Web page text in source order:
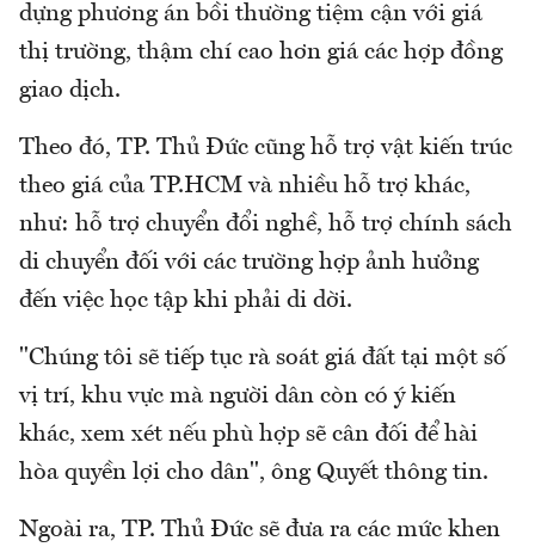
dựng phương án bồi thường tiệm cận với giá
thị trường, thậm chí cao hơn giá các hợp đồng
giao dịch.
Theo đó, TP. Thủ Đức cũng hỗ trợ vật kiến trúc
theo giá của TP.HCM và nhiều hỗ trợ khác,
như: hỗ trợ chuyển đổi nghề, hỗ trợ chính sách
di chuyển đối với các trường hợp ảnh hưởng
đến việc học tập khi phải di dời.
"Chúng tôi sẽ tiếp tục rà soát giá đất tại một số
vị trí, khu vực mà người dân còn có ý kiến
khác, xem xét nếu phù hợp sẽ cân đối để hài
hòa quyền lợi cho dân", ông Quyết thông tin.
Ngoài ra, TP. Thủ Đức sẽ đưa ra các mức khen